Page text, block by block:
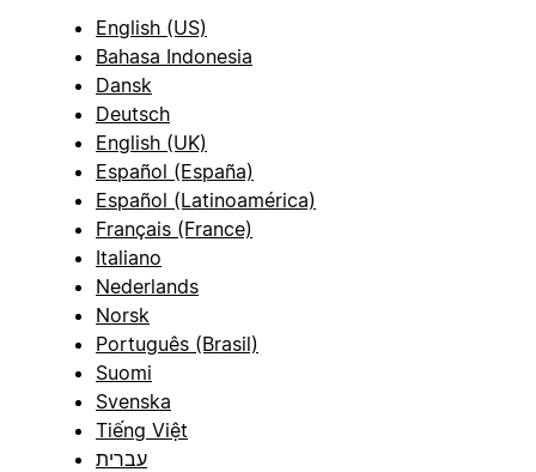
English (US)
Bahasa Indonesia
Dansk
Deutsch
English (UK)
Español (España)
Español (Latinoamérica)
Français (France)
Italiano
Nederlands
Norsk
Português (Brasil)
Suomi
Svenska
Tiếng Việt
עברית